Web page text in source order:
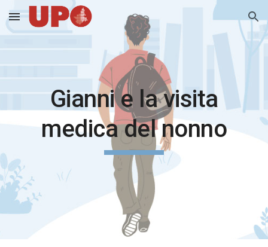
Skip to main content Skip to navigation
Gianni e la visita
medica del nonno